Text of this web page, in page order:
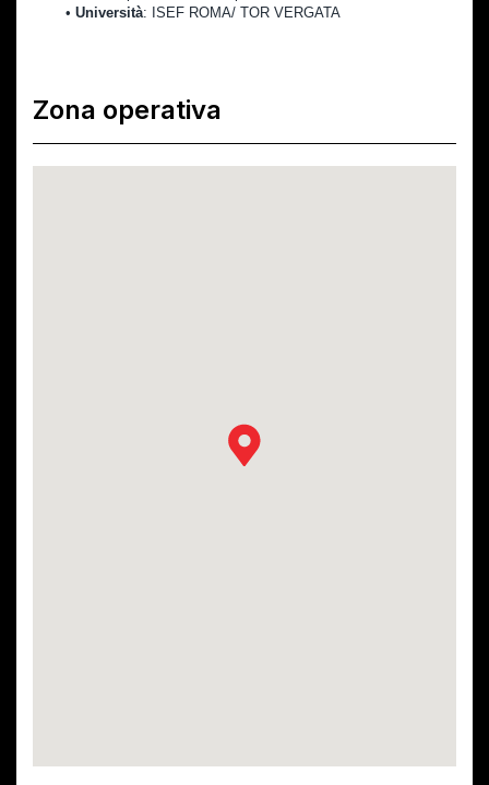
Università: ISEF ROMA/ TOR VERGATA
Zona operativa